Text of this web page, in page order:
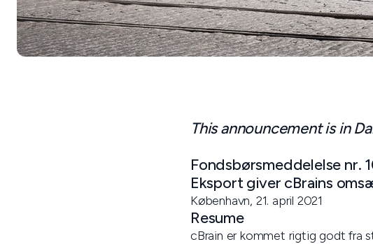
This announcement is in
Fondsbørsmeddelelse nr.
Eksport giver cBrains
København, 21. april 2021
Resume
cBrain er kommet rigtig godt fra